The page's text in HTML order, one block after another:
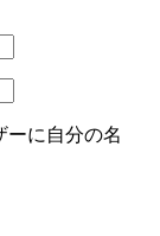
ーに自分の名